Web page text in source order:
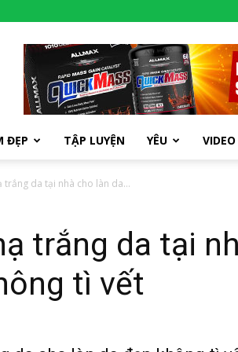
ĐẸP TẬP LUYỆN YÊU VIDEO
trắng da tại nhà cho làn da...
trắng da tại
tì vết